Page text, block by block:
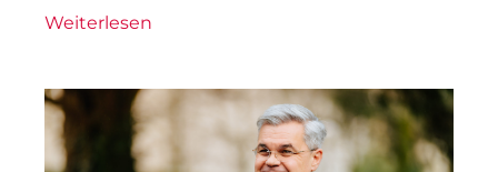
Weiterlesen